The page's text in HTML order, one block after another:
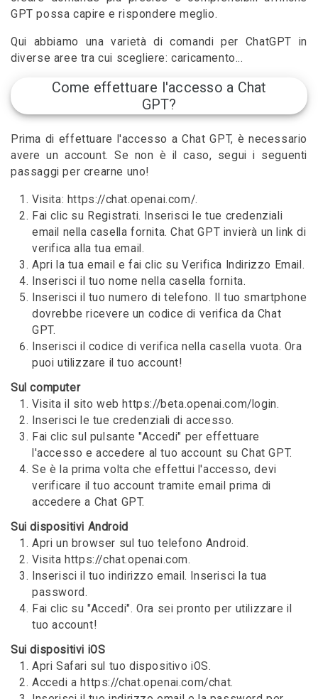
GPT possa capire e rispondere meglio.
Qui abbiamo una varietà di comandi per ChatGPT in
diverse aree tra cui scegliere: caricamento...
Come effettuare l'accesso a Chat
GPT?
Prima di effettuare l'accesso a Chat GPT, è necessario
avere un account. Se non è il caso, segui i seguenti
passaggi per crearne uno!
Visita: https://chat.openai.com/.
Fai clic su Registrati. Inserisci le tue credenziali
email nella casella fornita. Chat GPT invierà un link di
verifica alla tua email.
Apri la tua email e fai clic su Verifica Indirizzo Email.
Inserisci il tuo nome nella casella fornita.
Inserisci il tuo numero di telefono. Il tuo smartphone
dovrebbe ricevere un codice di verifica da Chat
GPT.
Inserisci il codice di verifica nella casella vuota. Ora
puoi utilizzare il tuo account!
Sul computer
Visita il sito web https://beta.openai.com/login.
Inserisci le tue credenziali di accesso.
Fai clic sul pulsante "Accedi" per effettuare
l'accesso e accedere al tuo account su Chat GPT.
Se è la prima volta che effettui l'accesso, devi
verificare il tuo account tramite email prima di
accedere a Chat GPT.
Sui dispositivi Android
Apri un browser sul tuo telefono Android.
Visita https://chat.openai.com.
Inserisci il tuo indirizzo email. Inserisci la tua
password.
Fai clic su "Accedi". Ora sei pronto per utilizzare il
tuo account!
Sui dispositivi iOS
Apri Safari sul tuo dispositivo iOS.
Accedi a https://chat.openai.com/chat.